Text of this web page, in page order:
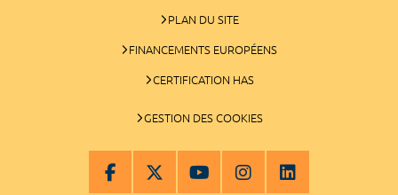
PLAN DU SITE
FINANCEMENTS EUROPÉENS
CERTIFICATION HAS
GESTION DES COOKIES